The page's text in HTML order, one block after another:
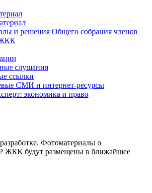
и решения Общего собрания членов
слушания
ссылки
СМИ и интернет-ресурсы
экономика и право
Фотоматериалы о
ЖКК будут размещены в ближайшее